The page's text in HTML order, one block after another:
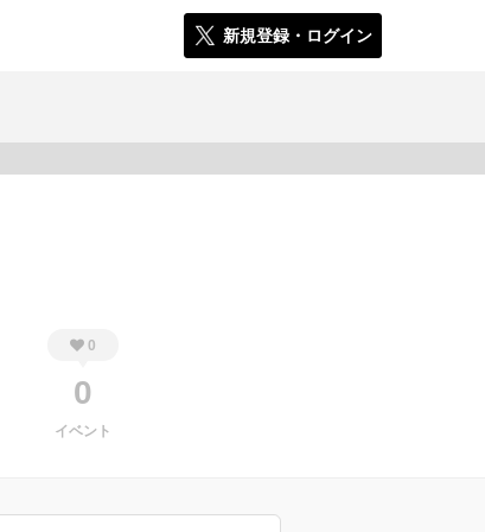
新規登録・ログイン
0
0
イベント